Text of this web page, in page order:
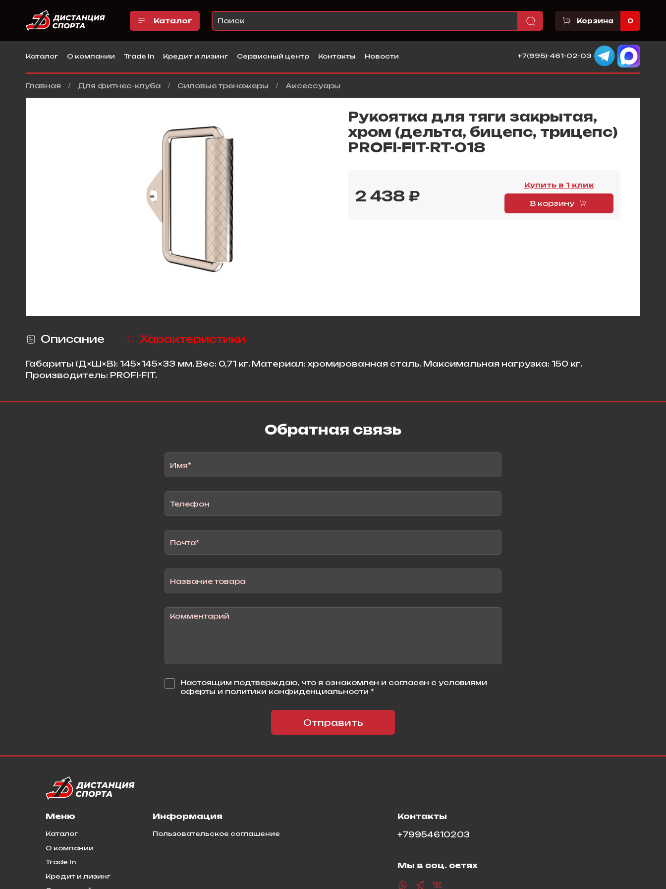
Каталог Корзина 0
Каталог О компании Trade In Кредит и лизинг Сервисный центр Контакты Новости +7(995)-461-02-03
Главная Для фитнес-клуба Силовые тренажеры Аксессуары
Рукоятка для тяги закрытая,
хром (дельта, бицепс, трицепс)
PROFI-FIT-RT-018
2 438 ₽
Купить в 1 клик
В корзину
Описание Характеристики
Габариты (Д×Ш×В): 145×145×33 мм. Вес: 0,71 кг. Материал: хромированная сталь. Максимальная нагрузка: 150 кг.
Производитель: PROFI-FIT.
Обратная связь
Настоящим подтверждаю, что я ознакомлен и согласен с условиями
оферты и политики конфиденциальности *
Отправить
Меню
Каталог
О компании
Trade In
Кредит и лизинг
Информация
Пользовательское соглашение
Контакты
+79954610203
Мы в соц. сетях